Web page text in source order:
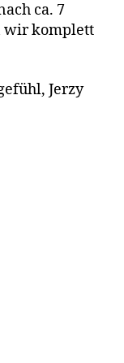
ca. 7
wir komplett
Jerzy